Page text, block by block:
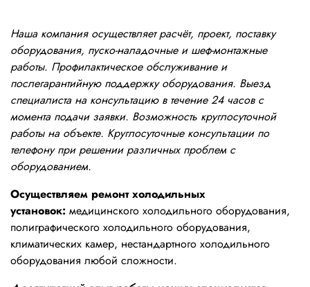
Наша компания осуществляет расчёт, проект, поставку
оборудования, пуско-наладочные и шеф-монтажные
работы. Профилактическое обслуживание и
послегарантийную поддержку оборудования. Выезд
специалиста на консультацию в течение 24 часов с
момента подачи заявки. Возможность круглосуточной
работы на объекте. Круглосуточные консультации по
телефону при решении различных проблем с
оборудованием.
Осуществляем ремонт холодильных
установок: медицинского холодильного оборудования,
полиграфического холодильного оборудования,
климатических камер, нестандартного холодильного
оборудования любой сложности.